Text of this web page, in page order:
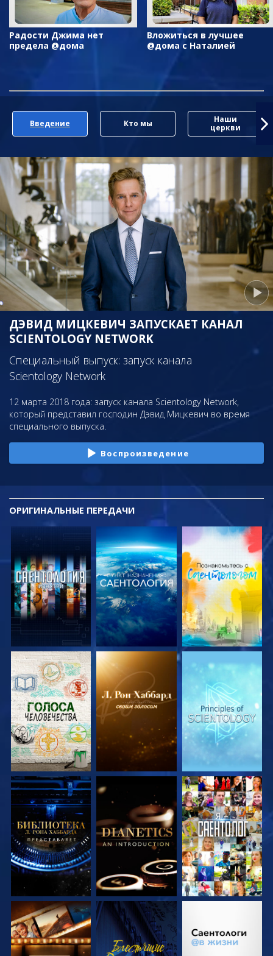
Радости Джима нет
предела @дома
Вложиться в лучшее
@дома с Наталией
Введение Кто мы
Наши
церкви
ДЭВИД МИЦКЕВИЧ ЗАПУСКАЕТ КАНАЛ
SCIENTOLOGY NETWORK
Специальный выпуск: запуск канала
Scientology Network
12 марта 2018 года: запуск канала Scientology Network,
который представил господин Дэвид Мицкевич во время
специального выпуска.
Воспроизведение
ОРИГИНАЛЬНЫЕ ПЕРЕДАЧИ
СМОТРЕТЬ
ПЕРЕДАЧИ
СМОТРЕТЬ
ПЕРЕДАЧИ
СМОТРЕТЬ
ПЕРЕДАЧИ
СМОТРЕТЬ
ПЕРЕДАЧИ
СМОТРЕТЬ
ПЕРЕДАЧИ
СМОТРЕТЬ
СМОТРЕТЬ
ПЕРЕДАЧИ
СМОТРЕТЬ
СМОТРЕТЬ